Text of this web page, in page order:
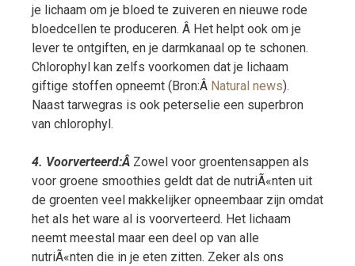
je lichaam om je bloed te zuiveren en nieuwe rode
bloedcellen te produceren. Â Het helpt ook om je
lever te ontgiften, en je darmkanaal op te schonen.
Chlorophyl kan zelfs voorkomen dat je lichaam
giftige stoffen opneemt (Bron:Â Natural news).
Naast tarwegras is ook peterselie een superbron
van chlorophyl.
4. Voorverteerd:Â Zowel voor groentensappen als
voor groene smoothies geldt dat de nutriÃ«nten uit
de groenten veel makkelijker opneembaar zijn omdat
het als het ware al is voorverteerd. Het lichaam
neemt meestal maar een deel op van alle
nutriÃ«nten die in je eten zitten. Zeker als ons